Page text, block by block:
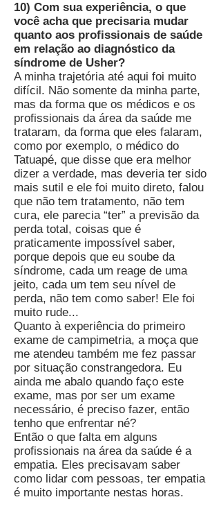
10) Com sua experiência, o que
você acha que precisaria mudar
quanto aos profissionais de saúde
em relação ao diagnóstico da
síndrome de Usher?
A minha trajetória até aqui foi muito
difícil. Não somente da minha parte,
mas da forma que os médicos e os
profissionais da área da saúde me
trataram, da forma que eles falaram,
como por exemplo, o médico do
Tatuapé, que disse que era melhor
dizer a verdade, mas deveria ter sido
mais sutil e ele foi muito direto, falou
que não tem tratamento, não tem
cura, ele parecia “ter” a previsão da
perda total, coisas que é
praticamente impossível saber,
porque depois que eu soube da
síndrome, cada um reage de uma
jeito, cada um tem seu nível de
perda, não tem como saber! Ele foi
muito rude...
Quanto à experiência do primeiro
exame de campimetria, a moça que
me atendeu também me fez passar
por situação constrangedora. Eu
ainda me abalo quando faço este
exame, mas por ser um exame
necessário, é preciso fazer, então
tenho que enfrentar né?
Então o que falta em alguns
profissionais na área da saúde é a
empatia. Eles precisavam saber
como lidar com pessoas, ter empatia
é muito importante nestas horas.